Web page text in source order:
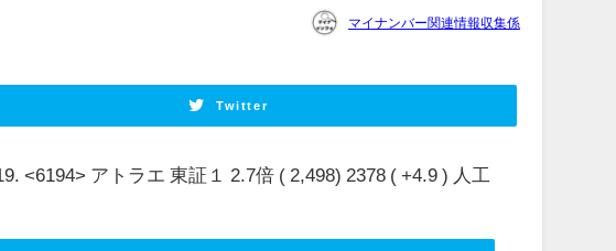
マイナンバー関連情報収集係
Twitter
<6194> アトラエ 東証１ 2.7倍 ( 2,498) 2378 ( +4.9 ) 人工